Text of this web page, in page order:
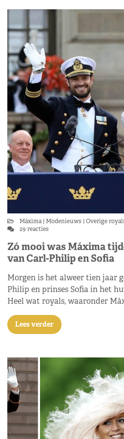
Máxima Modenieuws Overige
29 reacties
Zó mooi was Máxima
van Carl-Philip en Sofia
Morgen is het alweer tien jaar
Philip en prinses Sofia in het
Heel wat royals, waaronder
Lees verder